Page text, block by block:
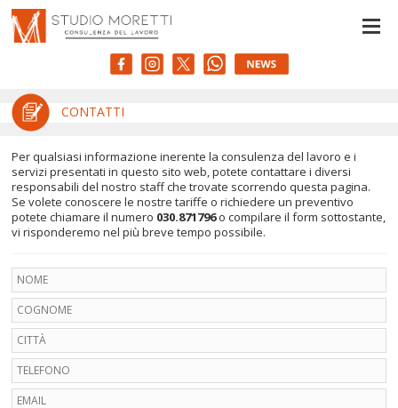
CONTATTI
Per qualsiasi informazione inerente la consulenza del lavoro e i
servizi presentati in questo sito web, potete contattare i diversi
responsabili del nostro staff che trovate scorrendo questa pagina.
Se volete conoscere le nostre tariffe o richiedere un preventivo
potete chiamare il numero 030.871796o compilare il form sottostante,
vi risponderemo nel più breve tempo possibile.
Informativa sulla raccolta
Le tue preferenze relative alla privacy